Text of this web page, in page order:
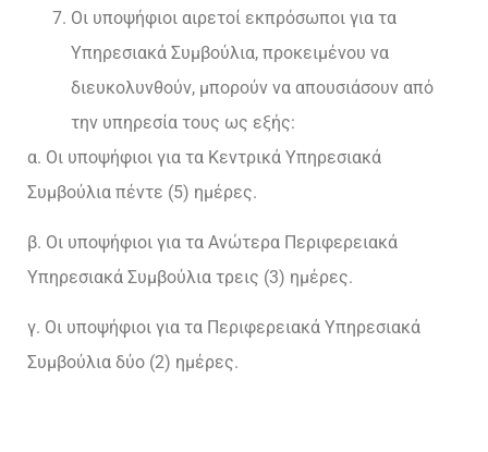
Οι υποψήφιοι αιρετοί εκπρόσωποι για τα
Υπηρεσιακά Συμβούλια, προκειμένου να
διευκολυνθούν, μπορούν να απουσιάσουν από
την υπηρεσία τους ως εξής:
α. Οι υποψήφιοι για τα Κεντρικά Υπηρεσιακά
Συμβούλια πέντε (5) ημέρες.
β. Οι υποψήφιοι για τα Ανώτερα Περιφερειακά
Υπηρεσιακά Συμβούλια τρεις (3) ημέρες.
γ. Οι υποψήφιοι για τα Περιφερειακά Υπηρεσιακά
Συμβούλια δύο (2) ημέρες.